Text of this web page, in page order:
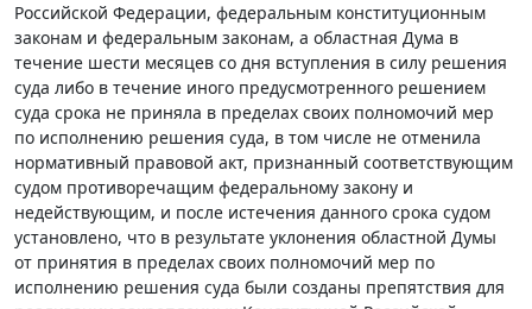
Российской Федерации, федеральным конституционным
законам и федеральным законам, а областная Дума в
течение шести месяцев со дня вступления в силу решения
суда либо в течение иного предусмотренного решением
суда срока не приняла в пределах своих полномочий мер
по исполнению решения суда, в том числе не отменила
нормативный правовой акт, признанный соответствующим
судом противоречащим федеральному закону и
недействующим, и после истечения данного срока судом
установлено, что в результате уклонения областной Думы
от принятия в пределах своих полномочий мер по
исполнению решения суда были созданы препятствия для